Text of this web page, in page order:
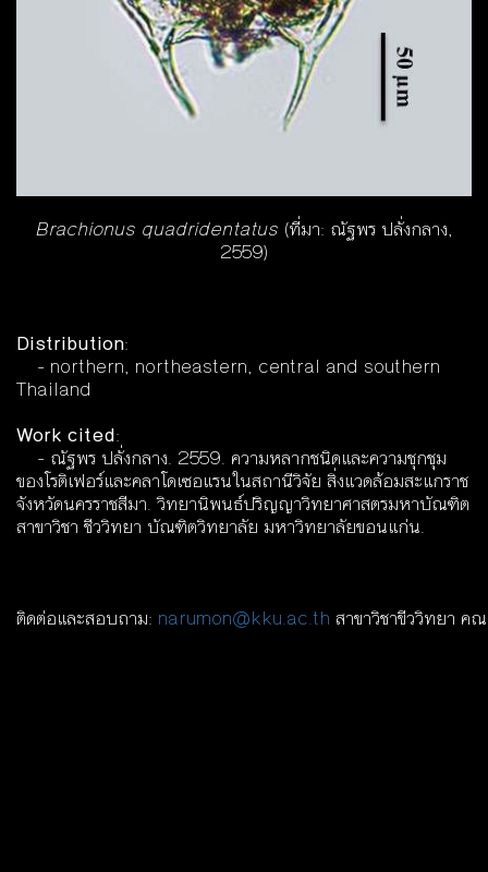
Brachionus quadridentatus (ที่มา: ณัฐพร ปลั่งกลาง,
2559)
Distribution:
- northern, northeastern, central and southern
Thailand
Work cited:
- ณัฐพร ปลั่งกลาง. 2559. ความหลากชนิดและความชุกชุม
ของโรติเฟอร์และคลาโดเซอแรนในสถานีวิจัย สิ่งแวดล้อมสะแกราช
จังหวัดนครราชสีมา. วิทยานิพนธ์ปริญญาวิทยาศาสตรมหาบัณฑิต
สาขาวิชา ชีววิทยา บัณฑิตวิทยาลัย มหาวิทยาลัยขอนแก่น.
ติดต่อและสอบถาม: narumon@kku.ac.th สาขาวิชาขีววิทยา